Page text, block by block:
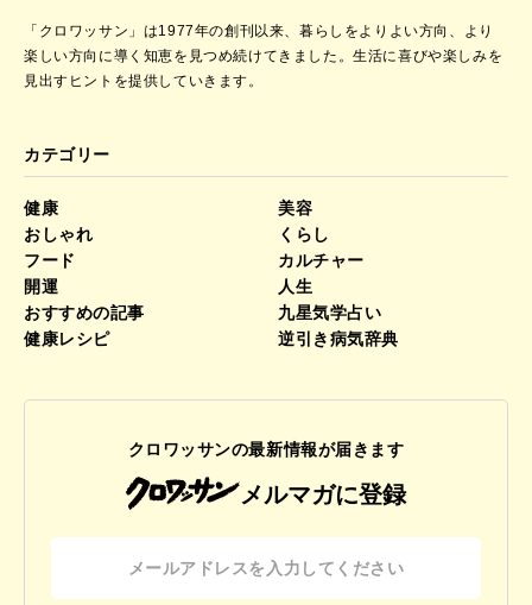
「クロワッサン」は1977年の創刊以来、暮らしをよりよい方向、より
楽しい方向に導く知恵を見つめ続けてきました。生活に喜びや楽しみを
見出すヒントを提供していきます。
カテゴリー
健康
美容
おしゃれ
くらし
フード
カルチャー
開運
人生
おすすめの記事
九星気学占い
健康レシピ
逆引き病気辞典
クロワッサンの最新情報が届きます
メルマガに登録